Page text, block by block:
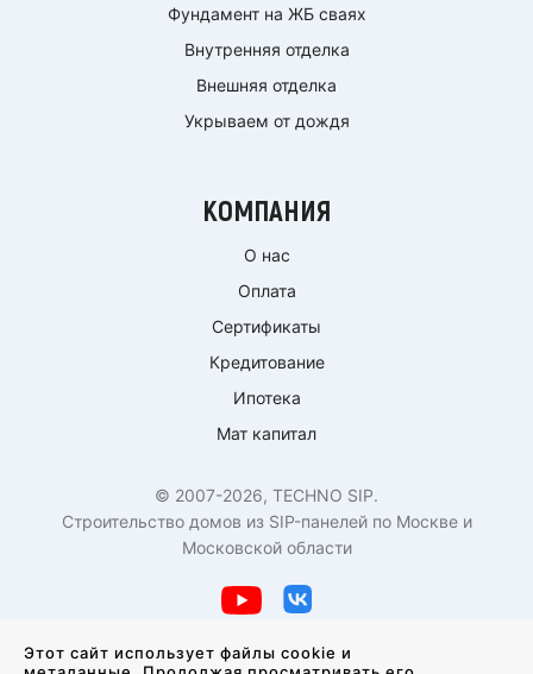
Фундамент на ЖБ сваях
Внутренняя отделка
Внешняя отделка
Укрываем от дождя
КОМПАНИЯ
О нас
Оплата
Сертификаты
Кредитование
Ипотека
Мат капитал
© 2007-2026, TECHNO SIP.
Строительство домов из SIP-панелей по Москве и
Московской области
Политика конфиденциальности
Этот сайт использует файлы cookie и